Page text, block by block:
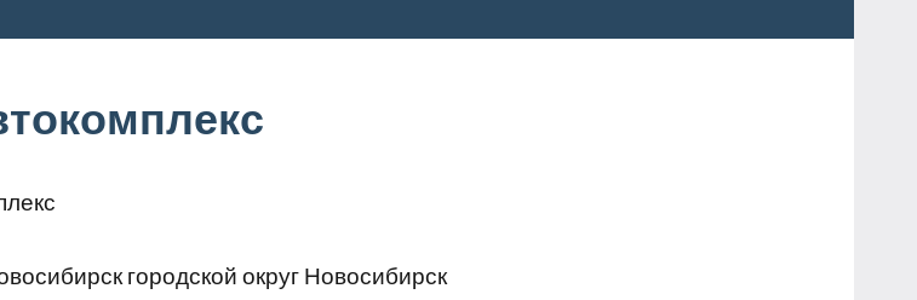
городской округ Новосибирск